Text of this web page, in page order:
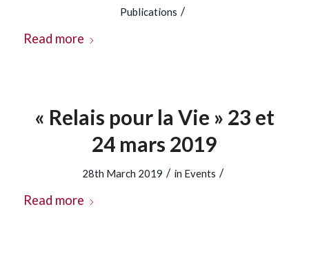
Publications /
Read more
« Relais pour la Vie » 23 et
24 mars 2019
28th March 2019 / in Events /
Read more